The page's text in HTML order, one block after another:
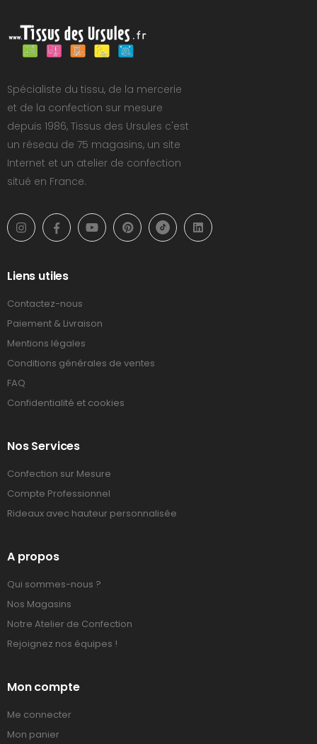
Spécialiste du tissu, de la mercerie
et de la confection sur mesure
depuis 1986, Tissus des Ursules c'est
un réseau de 75 magasins, un site
Internet et un atelier de confection
situé en France.
Liens utiles
Contactez-nous
Paiement & Livraison
Mentions légales
Conditions générales de ventes
FAQ
Confidentialité et cookies
Nos Services
Confection sur Mesure
Compte Professionnel
Rideaux avec hauteur personnalisée
A propos
Qui sommes-nous ?
Nos Magasins
Notre Atelier de Confection
Rejoignez nos équipes !
Mon compte
Me connecter
Mon panier